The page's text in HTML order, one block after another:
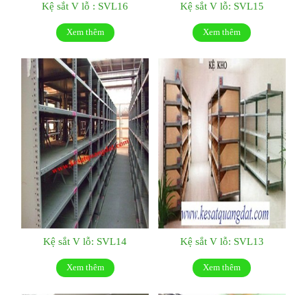
Kệ sắt V lỗ : SVL16
Xem thêm
Kệ sắt V lỗ: SVL15
Xem thêm
Kệ sắt V lỗ: SVL14
Xem thêm
Kệ sắt V lỗ: SVL13
Xem thêm